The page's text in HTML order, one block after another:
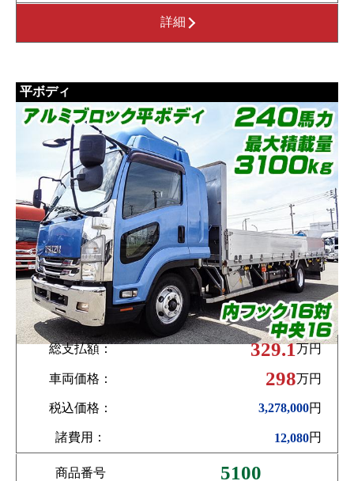
詳細
平ボディ
総支払額： 329.1万円
車両価格： 298万円
税込価格： 3,278,000円
諸費用： 12,080円
商品番号 5100